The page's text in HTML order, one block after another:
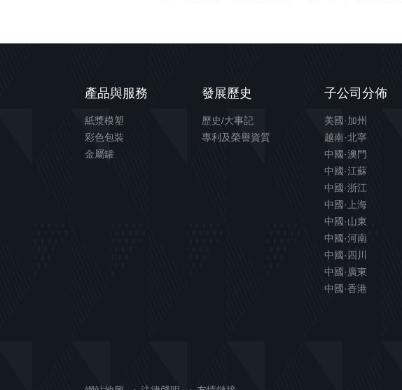
產品與服務
紙漿模塑
彩色包裝
金屬罐
發展歷史
歷史/大事記
專利及榮譽資質
子公司分佈
美國·加州
越南·北寧
中國·澳門
中國·江蘇
中國·浙江
中國·上海
中國·山東
中國·河南
中國·四川
中國·廣東
中國·香港